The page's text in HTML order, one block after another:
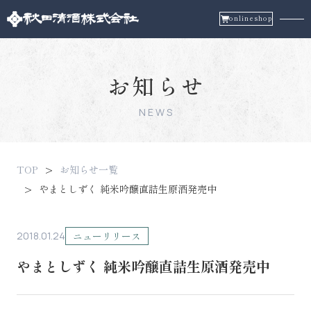
onlineshop
お知らせ
NEWS
TOP
お知らせ一覧
やまとしずく 純米吟醸直詰生原酒発売中
2018.01.24 ニューリリース
やまとしずく 純米吟醸直詰生原酒発売中